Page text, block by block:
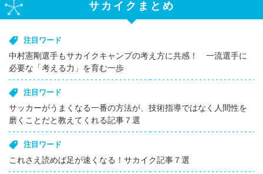
サカイクまとめ
注目ワード
中村憲剛選手もサカイクキャンプの考え方に共感！ 一流選手に
必要な「考える力」を育む一歩
注目ワード
サッカーがうまくなる一番の方法が、技術指導ではなく人間性を
磨くことだと教えてくれる記事７選
注目ワード
これさえ読めば足が速くなる！サカイク記事７選